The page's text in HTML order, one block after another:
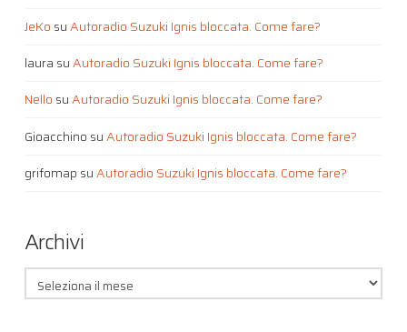
JeKo suAutoradio Suzuki Ignis bloccata. Come fare?
laura suAutoradio Suzuki Ignis bloccata. Come fare?
Nello suAutoradio Suzuki Ignis bloccata. Come fare?
Gioacchino suAutoradio Suzuki Ignis bloccata. Come fare?
grifomap suAutoradio Suzuki Ignis bloccata. Come fare?
Archivi
Archivi